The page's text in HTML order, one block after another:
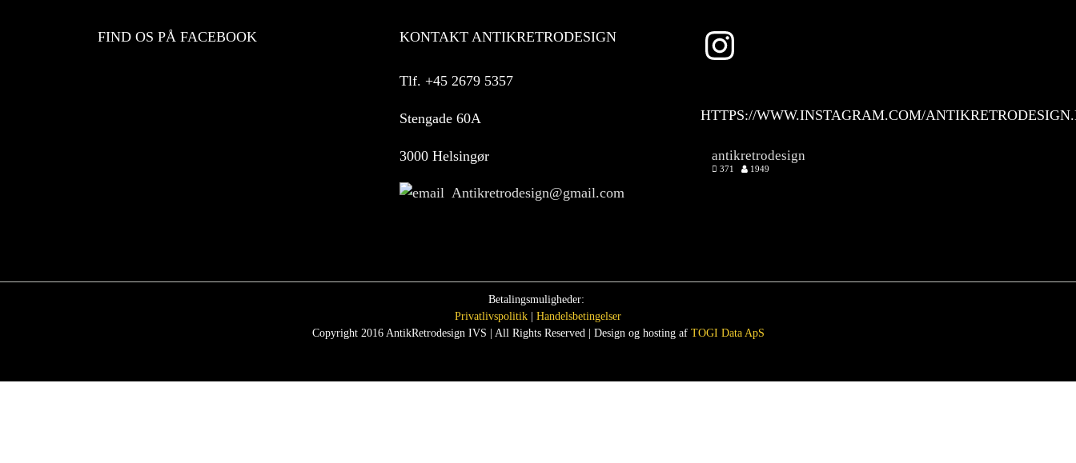
FIND OS PÅ FACEBOOK KONTAKT ANTIKRETRODESIGN
Tlf. +45 2679 5357
Stengade 60A
3000 Helsingør
Antikretrodesign@gmail.com
HTTPS://WWW.INSTAGRAM.COM/
antikretrodesign
371 1949
Betalingsmuligheder:
Privatlivspolitik
Handelsbetingelser
Copyright 2016 AntikRetrodesign IVS | All Rights Reserved | Design og hosting af TOGI Data ApS